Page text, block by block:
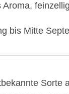
Aroma,
bis Mitte
Sorte